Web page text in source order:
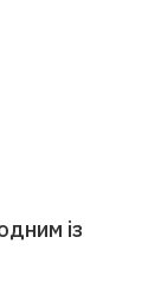
із